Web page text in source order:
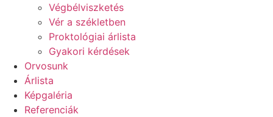
Végbélviszketés
Vér a székletben
Proktológiai árlista
Gyakori kérdések
Orvosunk
Árlista
Képgaléria
Referenciák